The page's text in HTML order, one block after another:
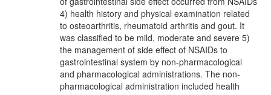
4) health history and physical examination related
to osteoarthritis, rheumatoid arthritis and gout. It
was classified to be mild, moderate and severe 5)
the management of side effect of NSAIDs to
gastrointestinal system by non-pharmacological
and pharmacological administrations. The non-
pharmacological administration included health